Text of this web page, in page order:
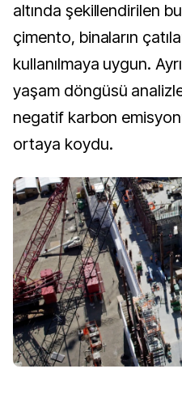
altında şekillendirilen
çimento, binaların
kullanılmaya uygun.
yaşam döngüsü
negatif karbon
ortaya koydu.